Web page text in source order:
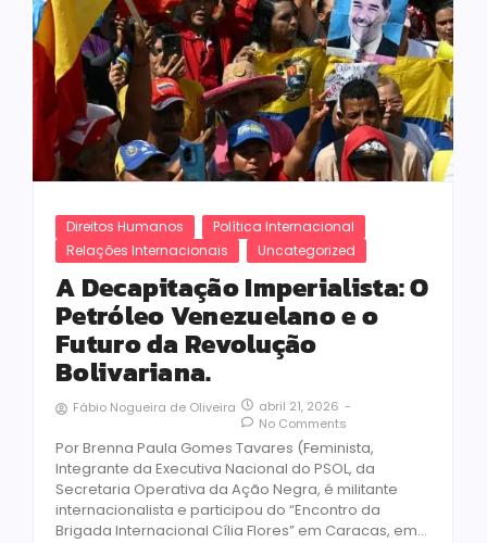
Direitos Humanos
Política Internacional
Relações Internacionais
Uncategorized
A Decapitação Imperialista: O
Petróleo Venezuelano e o
Futuro da Revolução
Bolivariana.
Fábio Nogueira de Oliveira abril 21, 2026 -
No Comments
Por Brenna Paula Gomes Tavares (Feminista,
Integrante da Executiva Nacional do PSOL, da
Secretaria Operativa da Ação Negra, é militante
internacionalista e participou do “Encontro da
Brigada Internacional Cília Flores” em Caracas, em...